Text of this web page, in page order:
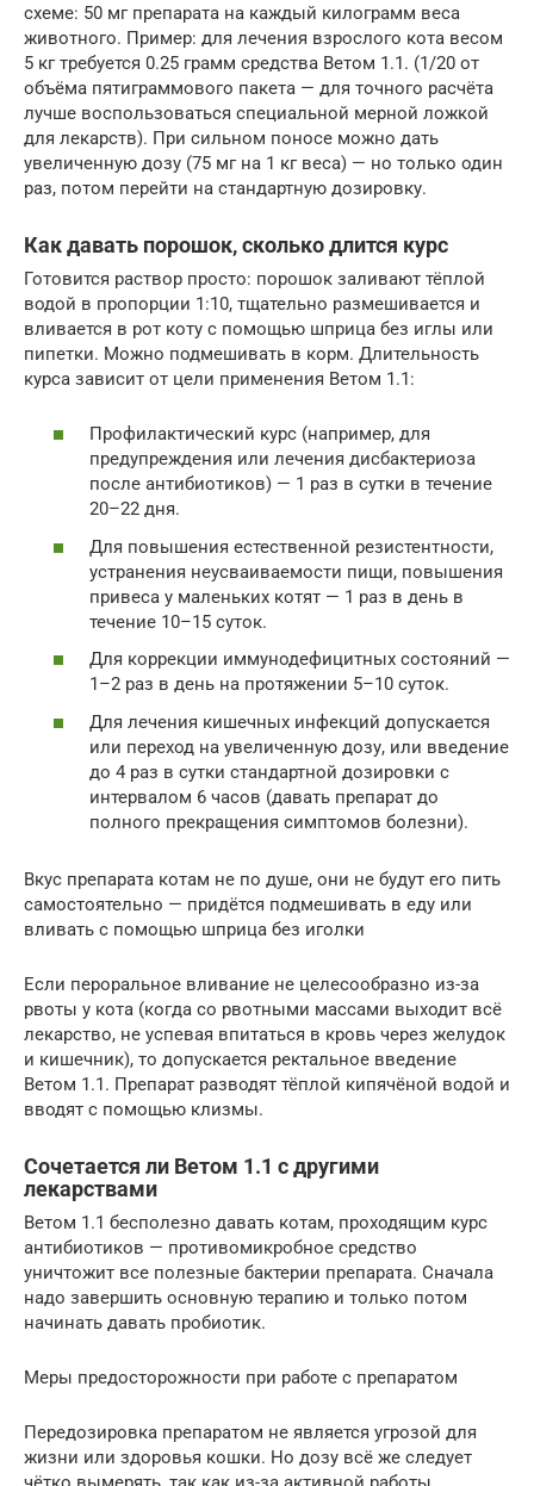
схеме: 50 мг препарата на каждый килограмм веса
животного. Пример: для лечения взрослого кота весом
5 кг требуется 0.25 грамм средства Ветом 1.1. (1/20 от
объёма пятиграммового пакета — для точного расчёта
лучше воспользоваться специальной мерной ложкой
для лекарств). При сильном поносе можно дать
увеличенную дозу (75 мг на 1 кг веса) — но только один
раз, потом перейти на стандартную дозировку.
Как давать порошок, сколько длится курс
Готовится раствор просто: порошок заливают тёплой
водой в пропорции 1:10, тщательно размешивается и
вливается в рот коту с помощью шприца без иглы или
пипетки. Можно подмешивать в корм. Длительность
курса зависит от цели применения Ветом 1.1:
Профилактический курс (например, для
предупреждения или лечения дисбактериоза
после антибиотиков) — 1 раз в сутки в течение
20–22 дня.
Для повышения естественной резистентности,
устранения неусваиваемости пищи, повышения
привеса у маленьких котят — 1 раз в день в
течение 10–15 суток.
Для коррекции иммунодефицитных состояний —
1–2 раз в день на протяжении 5–10 суток.
Для лечения кишечных инфекций допускается
или переход на увеличенную дозу, или введение
до 4 раз в сутки стандартной дозировки с
интервалом 6 часов (давать препарат до
полного прекращения симптомов болезни).
Вкус препарата котам не по душе, они не будут его пить
самостоятельно — придётся подмешивать в еду или
вливать с помощью шприца без иголки
Если пероральное вливание не целесообразно из-за
рвоты у кота (когда со рвотными массами выходит всё
лекарство, не успевая впитаться в кровь через желудок
и кишечник), то допускается ректальное введение
Ветом 1.1. Препарат разводят тёплой кипячёной водой и
вводят с помощью клизмы.
Сочетается ли Ветом 1.1 с другими
лекарствами
Ветом 1.1 бесполезно давать котам, проходящим курс
антибиотиков — противомикробное средство
уничтожит все полезные бактерии препарата. Сначала
надо завершить основную терапию и только потом
начинать давать пробиотик.
Меры предосторожности при работе с препаратом
Передозировка препаратом не является угрозой для
жизни или здоровья кошки. Но дозу всё же следует